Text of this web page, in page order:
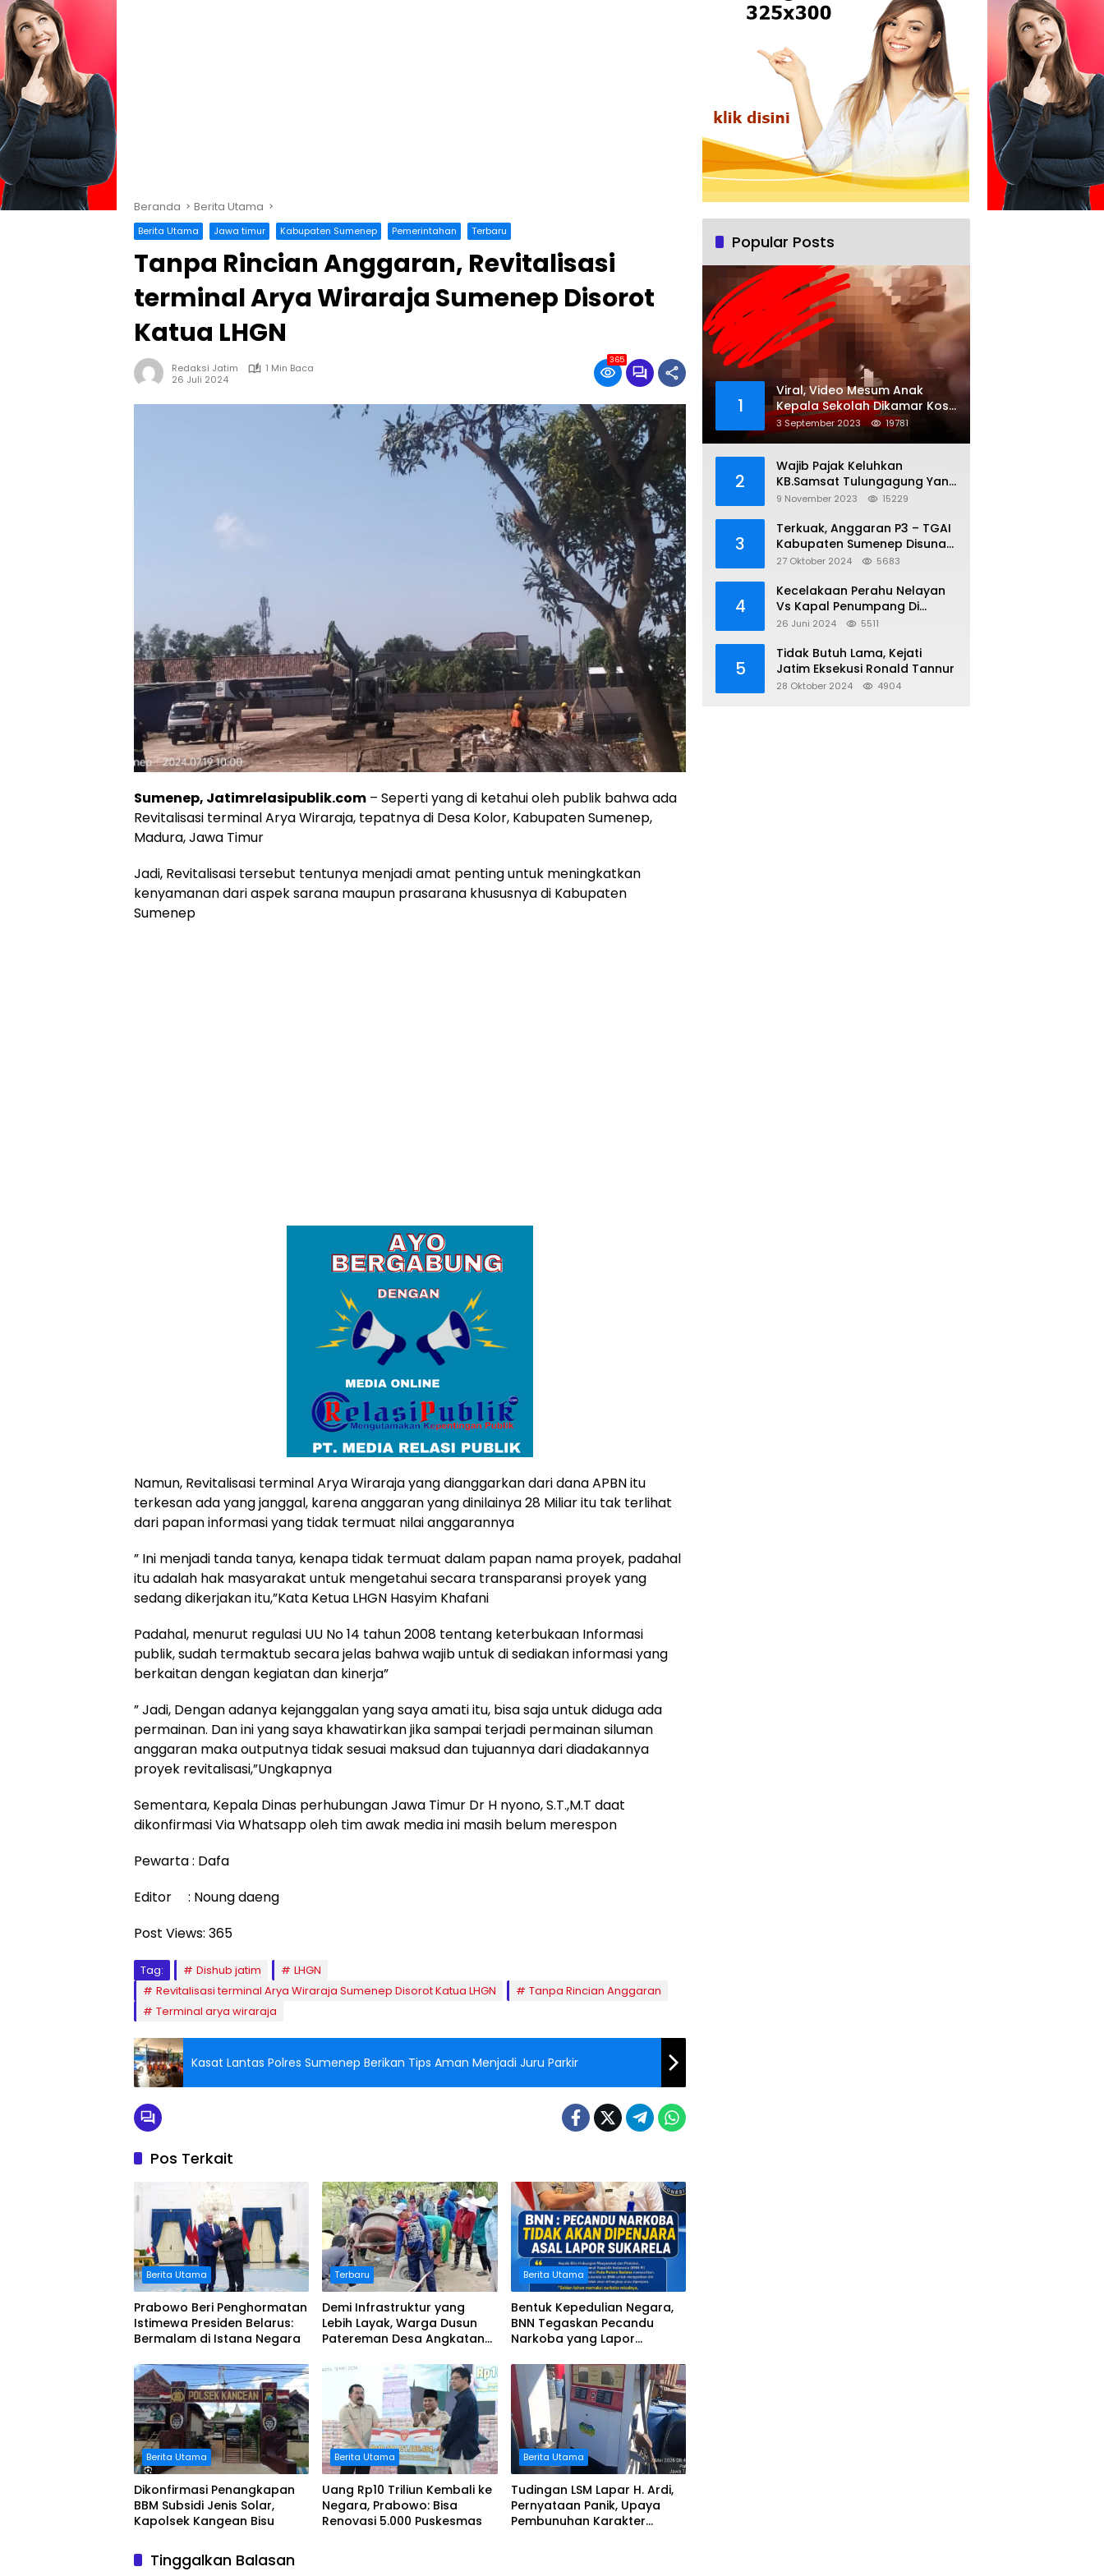
Beranda Berita Utama
Berita Utama Jawa timur Kabupaten Sumenep Pemerintahan Terbaru
Tanpa Rincian Anggaran, Revitalisasi
terminal Arya Wiraraja Sumenep Disorot
Katua LHGN
Redaksi Jatim
1 Min Baca
26 Juli 2024
365
Sumenep, Jatimrelasipublik.com – Seperti yang di ketahui oleh publik bahwa ada
Revitalisasi terminal Arya Wiraraja, tepatnya di Desa Kolor, Kabupaten Sumenep,
Madura, Jawa Timur
Jadi, Revitalisasi tersebut tentunya menjadi amat penting untuk meningkatkan
kenyamanan dari aspek sarana maupun prasarana khususnya di Kabupaten
Sumenep
Namun, Revitalisasi terminal Arya Wiraraja yang dianggarkan dari dana APBN itu
terkesan ada yang janggal, karena anggaran yang dinilainya 28 Miliar itu tak terlihat
dari papan informasi yang tidak termuat nilai anggarannya
” Ini menjadi tanda tanya, kenapa tidak termuat dalam papan nama proyek, padahal
itu adalah hak masyarakat untuk mengetahui secara transparansi proyek yang
sedang dikerjakan itu,”Kata Ketua LHGN Hasyim Khafani
Padahal, menurut regulasi UU No 14 tahun 2008 tentang keterbukaan Informasi
publik, sudah termaktub secara jelas bahwa wajib untuk di sediakan informasi yang
berkaitan dengan kegiatan dan kinerja”
” Jadi, Dengan adanya kejanggalan yang saya amati itu, bisa saja untuk diduga ada
permainan. Dan ini yang saya khawatirkan jika sampai terjadi permainan siluman
anggaran maka outputnya tidak sesuai maksud dan tujuannya dari diadakannya
proyek revitalisasi,”Ungkapnya
Sementara, Kepala Dinas perhubungan Jawa Timur Dr H nyono, S.T.,M.T daat
dikonfirmasi Via Whatsapp oleh tim awak media ini masih belum merespon
Pewarta : Dafa
Editor : Noung daeng
Post Views: 365
Tag: Dishub jatim
LHGN
Revitalisasi terminal Arya Wiraraja Sumenep Disorot Katua LHGN
Tanpa Rincian Anggaran
Terminal arya wiraraja
Kasat Lantas Polres Sumenep Berikan Tips Aman Menjadi Juru Parkir
Pos Terkait
Berita Utama
Prabowo Beri Penghormatan
Istimewa Presiden Belarus:
Bermalam di Istana Negara
Terbaru
Demi Infrastruktur yang
Lebih Layak, Warga Dusun
Patereman Desa Angkatan
Jalan Rusak
Berita Utama
Bentuk Kepedulian Negara,
BNN Tegaskan Pecandu
Narkoba yang Lapor
Dipenjara
Berita Utama
Dikonfirmasi Penangkapan
BBM Subsidi Jenis Solar,
Kapolsek Kangean Bisu
Berita Utama
Uang Rp10 Triliun Kembali ke
Negara, Prabowo: Bisa
Renovasi 5.000 Puskesmas
Berita Utama
Tudingan LSM Lapar H. Ardi,
Pernyataan Panik, Upaya
Pembunuhan Karakter
Tinggalkan Balasan
Popular Posts
1
Viral, Video Mesum Anak
Kepala Sekolah Dikamar Kos
Sumenep
3 September 2023 19781
2
Wajib Pajak Keluhkan
KB.Samsat Tulungagung Yang
Diduga Legalkan Pungli
9 November 2023 15229
3
Terkuak, Anggaran P3 – TGAI
Kabupaten Sumenep Disunat,
Inisial S ; 35 persen Bagian
27 Oktober 2024 5683
4
Kecelakaan Perahu Nelayan
Vs Kapal Penumpang Di
Perairan Gili Iyang, 3 Orang
26 Juni 2024 5511
5
Tidak Butuh Lama, Kejati
Jatim Eksekusi Ronald Tannur
28 Oktober 2024 4904